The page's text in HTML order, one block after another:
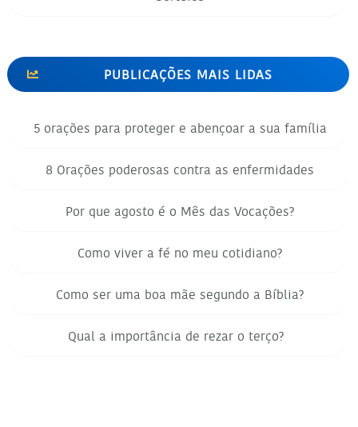
PUBLICAÇÕES MAIS LIDAS
5 orações para proteger e abençoar a sua família
8 Orações poderosas contra as enfermidades
Por que agosto é o Mês das Vocações?
Como viver a fé no meu cotidiano?
Como ser uma boa mãe segundo a Bíblia?
Qual a importância de rezar o terço?